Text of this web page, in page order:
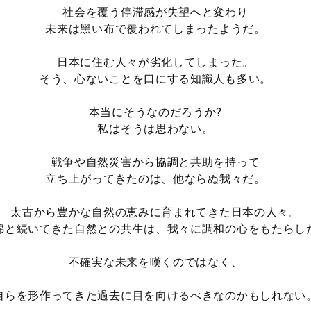
社会を覆う停滞感が失望へと変わり
未来は黑い布で覆われてしまったようだ。
日本に住む人々が劣化してしまった。
そう、心ないことを口にする知識人も多い。
本当にそうなのだろうか?
私はそうは思わない。
戦争や自然災害から協調と共助を持って
立ち上がってきたのは、他ならぬ我々だ。
太古から豊かな自然の恵みに育まれてきた日本の人々。
と続いてきた自然との共生は、我々に調和の心をもたらし
不確実な未来を嘆くのではなく、
らを形作ってきた過去に目を向けるべきなのかもしれない